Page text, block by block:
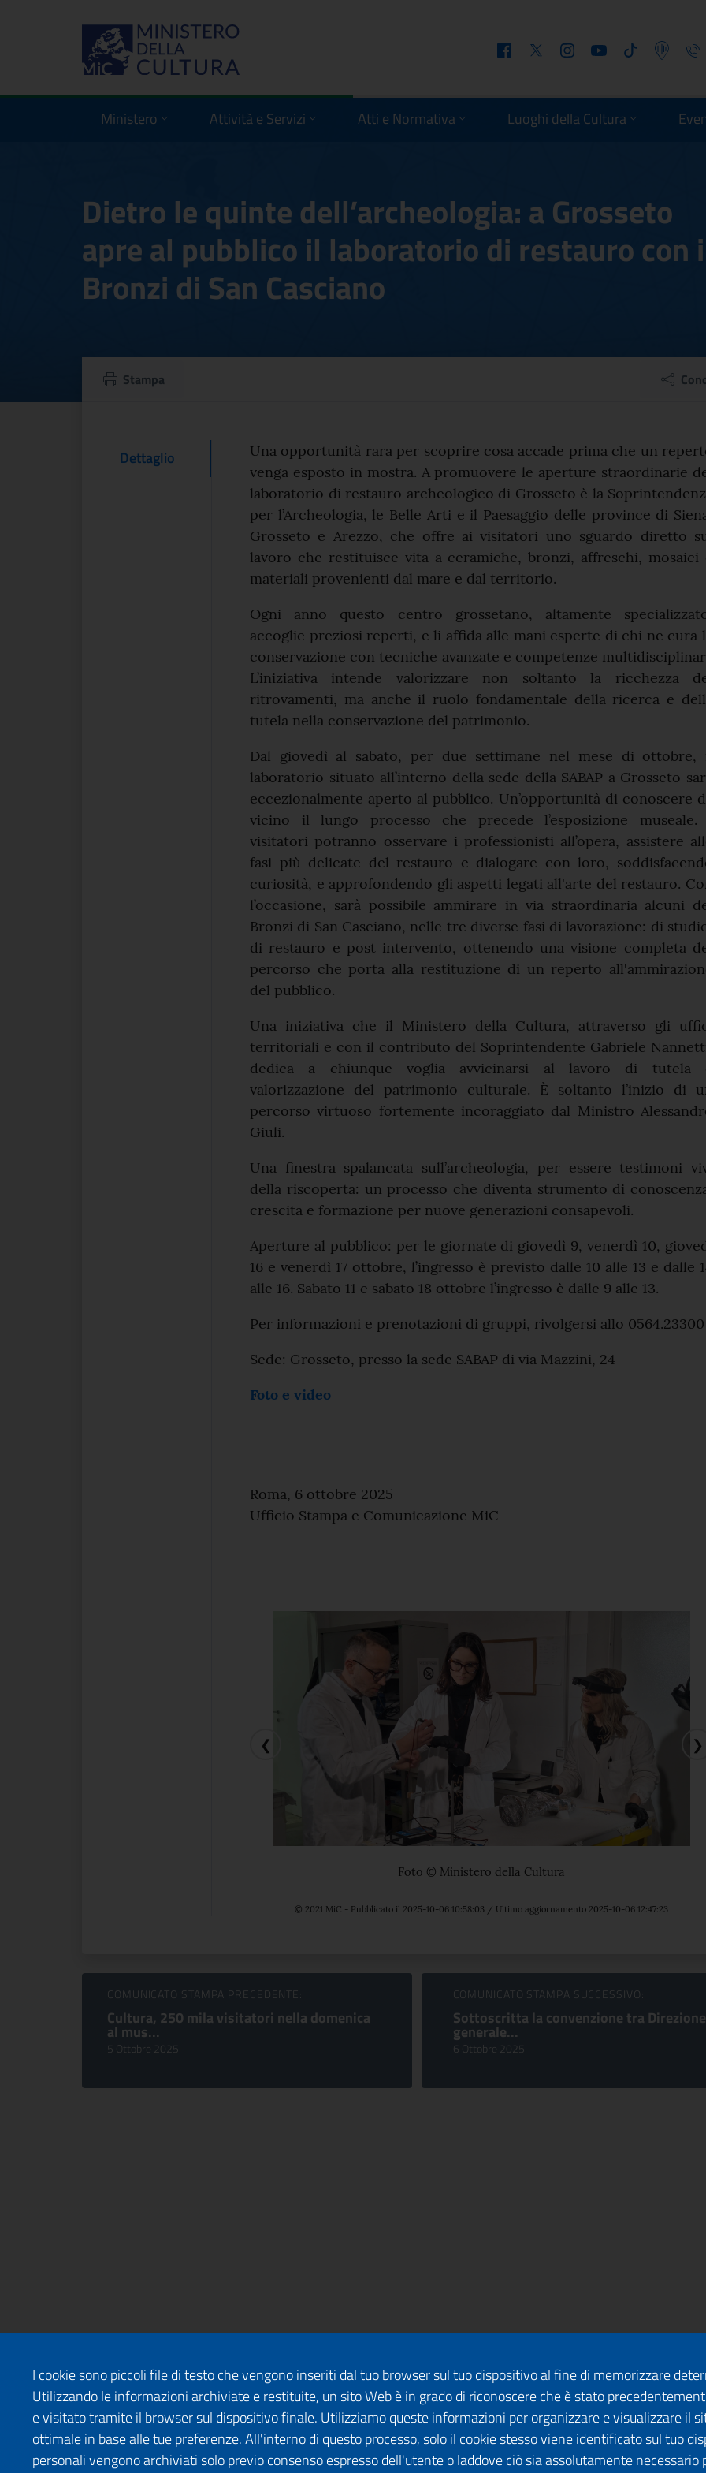
FacebookTwitter InstagramYoutube Tiktok Podcast Telefono
Ministero Attività e Servizi Atti e Normativa Luoghi della Cultura
Dietro le quinte dell’archeologia: a Grosseto
apre al pubblico il laboratorio di restauro con i
Bronzi di San Casciano
Dietro le quinte dell’archeologia: a
Stampa
Contenuto Del
Dettaglio Testo del comunicato
Una opportunità rara per scoprire cosa accade prima che un
venga esposto in mostra. A promuovere le aperture straordinarie
laboratorio di restauro archeologico di Grosseto è la
per l’Archeologia, le Belle Arti e il Paesaggio delle province di
Grosseto e Arezzo, che offre ai visitatori uno sguardo diretto
lavoro che restituisce vita a ceramiche, bronzi, affreschi, mosaici
materiali provenienti dal mare e dal territorio.
Ogni anno questo centro grossetano, altamente
accoglie preziosi reperti, e li affida alle mani esperte di chi ne cura
conservazione con tecniche avanzate e competenze
L’iniziativa intende valorizzare non soltanto la ricchezza
ritrovamenti, ma anche il ruolo fondamentale della ricerca e
tutela nella conservazione del patrimonio.
Dal giovedì al sabato, per due settimane nel mese di ottobre,
laboratorio situato all’interno della sede della SABAP a Grosseto
eccezionalmente aperto al pubblico. Un’opportunità di conoscere
vicino il lungo processo che precede l’esposizione museale.
visitatori potranno osservare i professionisti all’opera, assistere
fasi più delicate del restauro e dialogare con loro,
curiosità, e approfondendo gli aspetti legati all'arte del restauro.
l’occasione, sarà possibile ammirare in via straordinaria alcuni
Bronzi di San Casciano, nelle tre diverse fasi di lavorazione: di
di restauro e post intervento, ottenendo una visione completa
percorso che porta alla restituzione di un reperto
del pubblico.
Una iniziativa che il Ministero della Cultura, attraverso gli
territoriali e con il contributo del Soprintendente Gabriele
dedica a chiunque voglia avvicinarsi al lavoro di tutela
valorizzazione del patrimonio culturale. È soltanto l’inizio di
percorso virtuoso fortemente incoraggiato dal Ministro
Giuli.
Una finestra spalancata sull’archeologia, per essere testimoni
della riscoperta: un processo che diventa strumento di
crescita e formazione per nuove generazioni consapevoli.
Aperture al pubblico: per le giornate di giovedì 9, venerdì 10,
16 e venerdì 17 ottobre, l’ingresso è previsto dalle 10 alle 13 e dalle
alle 16. Sabato 11 e sabato 18 ottobre l’ingresso è dalle 9 alle 13.
Per informazioni e prenotazioni di gruppi, rivolgersi allo 0564.23300
Sede: Grosseto, presso la sede SABAP di via Mazzini, 24
Foto e video
Roma, 6 ottobre 2025
Ufficio Stampa e Comunicazione MiC
❮ ❯
Foto © Ministero della Cultura
© 2021 MiC - Pubblicato il 2025-10-06 10:58:03 / Ultimo aggiornamento 2025-10-06 12:47:23
Sfoglia comunicati
COMUNICATO STAMPA PRECEDENTE:
Cultura, 250 mila visitatori nella domenica
al mus...
5 Ottobre 2025
COMUNICATO STAMPA SUCCESSIVO:
Sottoscritta la convenzione tra Direzione
generale...
6 Ottobre 2025
I cookie sono piccoli file di testo che vengono inseriti dal tuo browser sul tuo dispositivo al fine di memorizzare
Utilizzando le informazioni archiviate e restituite, un sito Web è in grado di riconoscere che è stato
e visitato tramite il browser sul dispositivo finale. Utilizziamo queste informazioni per organizzare e visualizzare il
ottimale in base alle tue preferenze. All'interno di questo processo, solo il cookie stesso viene identificato sul tuo
personali vengono archiviati solo previo consenso espresso dell'utente o laddove ciò sia assolutamente necessario